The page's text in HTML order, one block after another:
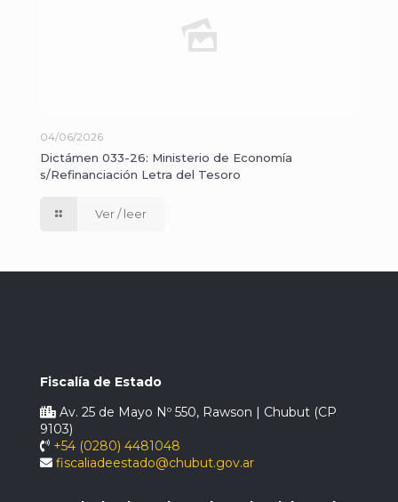
04/06/2026
Dictámen 033-26: Ministerio de Economía
s/Refinanciación Letra del Tesoro
Ver / leer
Fiscalía de Estado
Av. 25 de Mayo Nº 550, Rawson | Chubut (CP
9103)
+54 (0280) 4481048
fiscaliadeestado@chubut.gov.ar